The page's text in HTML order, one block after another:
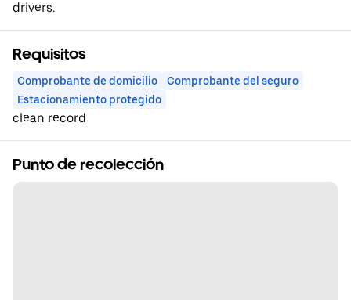
drivers.
Requisitos
Comprobante de domicilio
Comprobante del seguro
Estacionamiento protegido
clean record
Punto de recolección